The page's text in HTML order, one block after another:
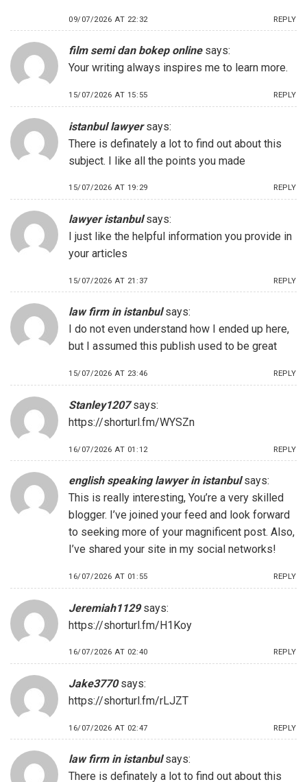
09/07/2026 AT 22:32 REPLY
film semi dan bokep online says:
Your writing always inspires me to learn more.
15/07/2026 AT 15:55 REPLY
istanbul lawyer says:
There is definately a lot to find out about this
subject. I like all the points you made
15/07/2026 AT 19:29 REPLY
lawyer istanbul says:
I just like the helpful information you provide in
your articles
15/07/2026 AT 21:37 REPLY
law firm in istanbul says:
I do not even understand how I ended up here,
but I assumed this publish used to be great
15/07/2026 AT 23:46 REPLY
Stanley1207 says:
https://shorturl.fm/WYSZn
16/07/2026 AT 01:12 REPLY
english speaking lawyer in istanbul says:
This is really interesting, You’re a very skilled
blogger. I’ve joined your feed and look forward
to seeking more of your magnificent post. Also,
I’ve shared your site in my social networks!
16/07/2026 AT 01:55 REPLY
Jeremiah1129 says:
https://shorturl.fm/H1Koy
16/07/2026 AT 02:40 REPLY
Jake3770 says:
https://shorturl.fm/rLJZT
16/07/2026 AT 02:47 REPLY
law firm in istanbul says:
There is definately a lot to find out about this